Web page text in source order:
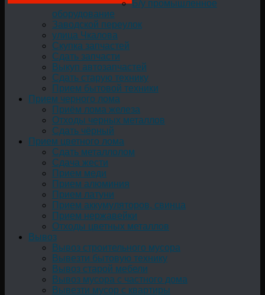
Б/у промышленное
оборудование
Заводской переулок
улица Чкалова
Скупка запчастей
Сдать запчасти
Выкуп автозапчастей
Сдать старую технику
Прием бытовой техники
Прием черного лома
Приём лома железа
Отходы черных металлов
Сдать чёрный
Прием цветного лома
Сдать металлолом
Сдача жести
Прием меди
Прием алюминия
Прием латуни
Прием аккумуляторов, свинца
Прием нержавейки
Отходы цветных металлов
Вывоз
Вывоз строительного мусора
Вывезти бытовую технику
Вывоз старой мебели
Вывоз мусора с частного дома
Вывезти мусор с квартиры